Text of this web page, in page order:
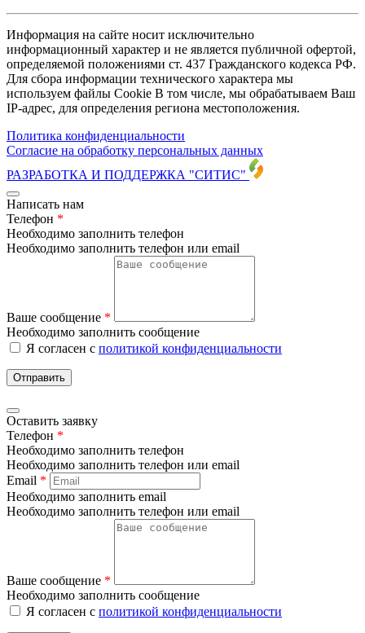
Информация на сайте носит исключительно
информационный характер и не является публичной офертой,
определяемой положениями ст. 437 Гражданского кодекса РФ.
Для сбора информации технического характера мы
используем файлы Cookie В том числе, мы обрабатываем Ваш
IP-адрес, для определения региона местоположения.
Политика конфиденциальности
Согласие на обработку персональных данных
РАЗРАБОТКА И ПОДДЕРЖКА "СИТИС"
Написать нам
Телефон *
Необходимо заполнить телефон
Необходимо заполнить телефон или email
Ваше сообщение *
Необходимо заполнить сообщение
Я согласен с политикой конфиденциальности
Отправить
Оставить заявку
Телефон *
Необходимо заполнить телефон
Необходимо заполнить телефон или email
Email *
Необходимо заполнить email
Необходимо заполнить телефон или email
Ваше сообщение *
Необходимо заполнить сообщение
Я согласен с политикой конфиденциальности